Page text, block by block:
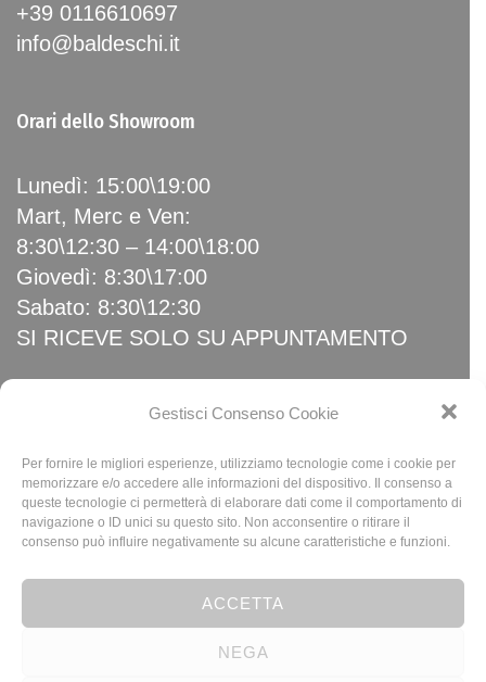
Gestisci Consenso Cookie
Per fornire le migliori esperienze, utilizziamo tecnologie come i cookie per
memorizzare e/o accedere alle informazioni del dispositivo. Il consenso a
queste tecnologie ci permetterà di elaborare dati come il comportamento di
navigazione o ID unici su questo sito. Non acconsentire o ritirare il
consenso può influire negativamente su alcune caratteristiche e funzioni.
ACCETTA
NEGA
+39 0116610697
info@baldeschi.it
Orari dello Showroom
Lunedì: 15:00\19:00
Mart, Merc e Ven:
8:30\12:30 – 14:00\18:00
Giovedì: 8:30\17:00
Sabato: 8:30\12:30
SI RICEVE SOLO SU APPUNTAMENTO
Home
News
Privacy Policy